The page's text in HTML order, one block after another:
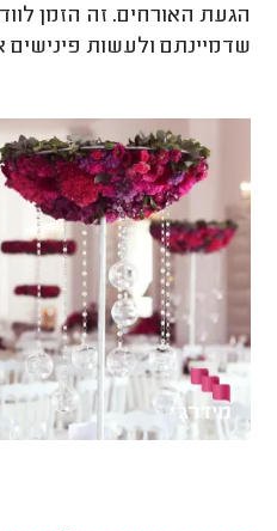
הגעת האורחים. זה הזמן
שדמיינתם ולעשות פינישים